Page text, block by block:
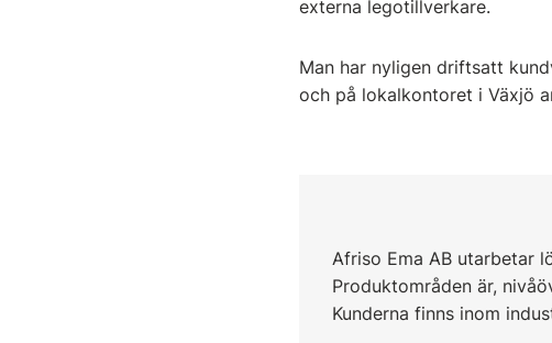
externa legotillverkare.
Man har nyligen driftsatt
och på lokalkontoret i Växjö
Afriso Ema AB utarbetar
Produktområden är,
Kunderna finns inom